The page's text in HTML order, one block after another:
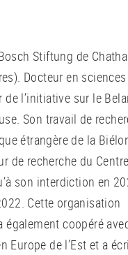
Stiftung de
Docteur en sciences
l’initiative sur le
Son travail de
étrangère de la
de recherche du
son interdiction en
Cette organisation
coopéré
Europe de l’Est et a